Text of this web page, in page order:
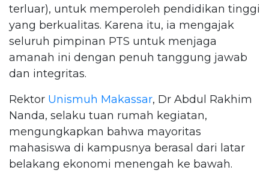
terluar), untuk memperoleh pendidikan tinggi
yang berkualitas. Karena itu, ia mengajak
seluruh pimpinan PTS untuk menjaga
amanah ini dengan penuh tanggung jawab
dan integritas.
Rektor Unismuh Makassar, Dr Abdul Rakhim
Nanda, selaku tuan rumah kegiatan,
mengungkapkan bahwa mayoritas
mahasiswa di kampusnya berasal dari latar
belakang ekonomi menengah ke bawah.